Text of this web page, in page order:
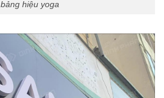
bảng hiệu yoga